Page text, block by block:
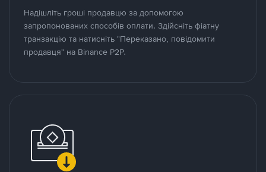
Надішліть гроші продавцю за допомогою
запропонованих способів оплати. Здійсніть фіатну
транзакцію та натисніть "Переказано, повідомити
продавця" на Binance P2P.